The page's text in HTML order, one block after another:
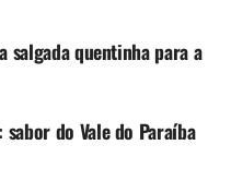
salgada quentinha para a
sabor do Vale do Paraíba